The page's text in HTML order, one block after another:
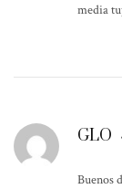
media
GLO
Buenos